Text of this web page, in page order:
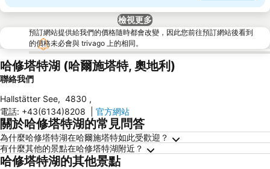
檢視更多
預訂網站提供給我們的價格隨時都會改變，因此您前往預訂網站後看到
的價格未必會與 trivago 上的相同。
哈修塔特湖 (哈爾施塔特, 奧地利)
聯絡我們
Hallstätter See, 4830 ,
電話: +43(6134)8208 官方網站
關於哈修塔特湖的常見問答
為什麼哈修塔特湖在哈爾施塔特如此受歡迎？
有什麼其他的景點在哈修塔特湖附近？
哈修塔特湖的其他景點